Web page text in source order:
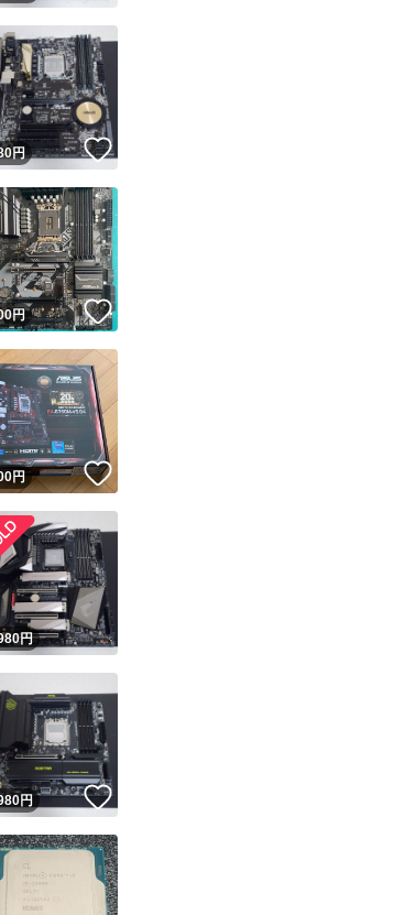
を満たしたユーザーにバッジを付与しています
フリマの基準をクリアした安心・安全なユーザーです
ユーザーはYahoo!フリマの取引を完了させた実績があります
ーザーは他フリマサービスでの取引実績があります
、発送を保証しているものではありません
ユーザーは高頻度で24時間以内＆設定した発送日数内に発送してい
ーザーは高頻度で24時間以内に発送しています
ユーザーは設定した発送日数内に発送しています
商品の情報をコピーします
止されています
です
出品ページへ
キャンセル
！
円 いいね！
！
円 いいね！
！
円
！円
！円